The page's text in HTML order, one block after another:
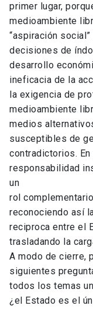
primer lugar,
medioambiente
“aspiración
decisiones de
desarrollo
ineficacia de la
la exigencia de
medioambiente
medios
susceptibles de
contradictorios.
responsabilidad
un
rol
reconociendo así
reciproca entre el
trasladando la
A modo de cierre,
siguientes
todos los temas
¿el Estado es el